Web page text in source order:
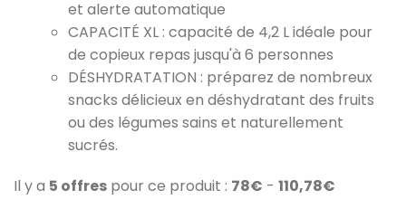
et alerte automatique
CAPACITÉ XL : capacité de 4,2 L idéale pour
de copieux repas jusqu'à 6 personnes
DÉSHYDRATATION : préparez de nombreux
snacks délicieux en déshydratant des fruits
ou des légumes sains et naturellement
sucrés.
Il y a 5 offres pour ce produit : 78€ - 110,78€